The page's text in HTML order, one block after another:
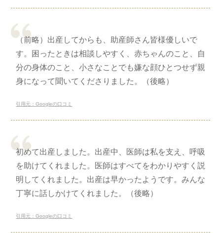
（前略）出産してからも、助産師さん皆様優しいで
す。困ったときは相談しやすく、赤ちゃんのこと、自
分の身体のこと、小さなことでも嫌な顔ひとつせず親
身になって聞いてくださりました。（後略）
引用元：Googleの口コミ
初めて出産しました。出産中、医師は私を支え、呼吸
を助けてくれました。医師はすべてをわかりやすく説
明してくれました。出産は早かったようです。みんな
丁寧に話しかけてくれました。（後略）
引用元：Googleの口コミ